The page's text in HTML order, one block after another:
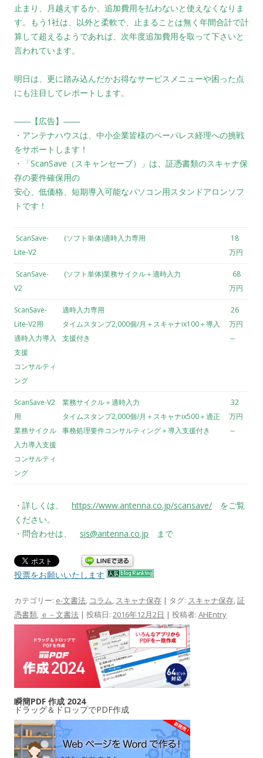
止まり、月越えするか、追加費用を払わないと使えなくなりま
す。もう1社は、以外と柔軟で、止まることは無く年間合計で計
算して超えるようであれば、次年度追加費用を取って下さいと
言われています。
明日は、更に踏み込んだかお得なサービスメニューや困った点
にも注目してレポートします。
――【広告】――
・アンテナハウスは、中小企業皆様のペーパレス経理への挑戦
をサポートします！
・「ScanSave（スキャンセーブ）」は、証憑書類のスキャナ保
存の要件確保用の
安心、低価格、短期導入可能なパソコン用スタンドアロンソフ
トです！
ScanSave-
Lite-V2
(ソフト単体)適時入力専用
18
万円
ScanSave-
V2
(ソフト単体)業務サイクル＋適時入力
68
万円
ScanSave-
Lite-V2用
適時入力導入
支援
コンサルティ
ング
適時入力専用
タイムスタンプ2,000個/月＋スキャナix100＋導入
支援付き
26
万円
～
ScanSave-V2
用
業務サイクル
入力導入支援
コンサルティ
ング
業務サイクル＋適時入力
タイムスタンプ2,000個/月＋スキャナix500＋適正
事務処理要件コンサルティング＋導入支援付き
32
万円
～
・詳しくは、 https://www.antenna.co.jp/scansave/ をご覧
ください。
・問合わせは、 sis@antenna.co.jp まで
投票をお願いいたします
カテゴリー: e-文書法, コラム, スキャナ保存 | タグ: スキャナ保存,証
憑書類, ｅ－文書法 | 投稿日: 2016年12月2日 | 投稿者: AHEntry
瞬簡PDF 作成 2024
ドラッグ＆ドロップでPDF作成